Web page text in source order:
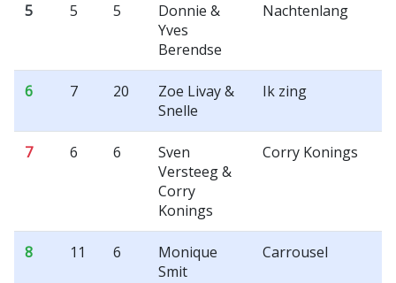
5 5 5
Donnie &
Yves
Berendse
Nachtenlang
6 7 20
Zoe Livay &
Snelle
Ik zing
7 6 6
Sven
Versteeg &
Corry
Konings
Corry Konings
8 11 6
Monique
Smit
Carrousel